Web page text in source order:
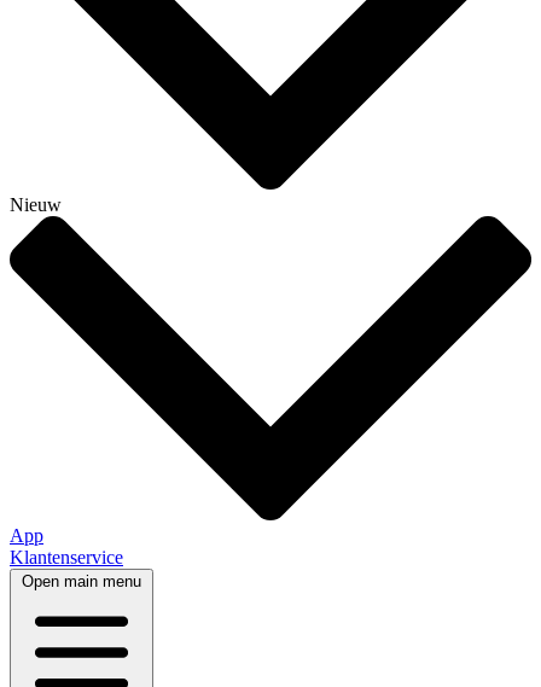
Nieuw
App
Klantenservice
Open main menu